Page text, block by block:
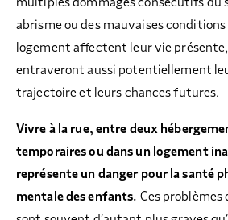
abrisme ou des mauvaises conditions
logement affectent leur vie
entraveront aussi potentiellement
trajectoire et leurs chances futures.
Vivre à la rue, entre deux
temporaires ou dans un logement
représente un danger pour la santé
mentale des enfants. Ces problèmes